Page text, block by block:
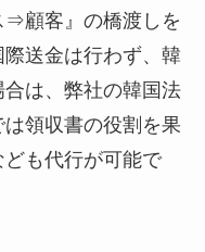
⇒顧客』の橋渡しを
送金は行わず、韓
は、弊社の韓国法
領収書の役割を果
も代行が可能で